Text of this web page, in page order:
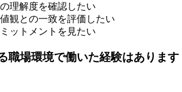
理解度を確認したい
観との一致を評価したい
ットメントを見たい
職場環境で働いた経験はあります